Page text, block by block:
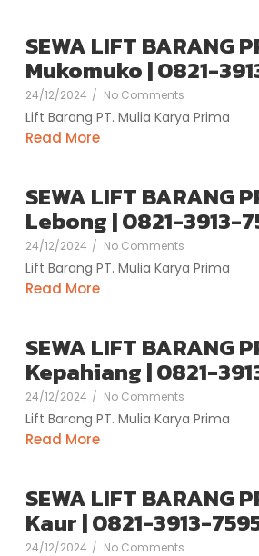
SEWA LIFT BARANG
Mukomuko | 0821-
24/12/2024 / No Comments
Lift Barang PT. Mulia Karya Prima
Read More
SEWA LIFT BARANG
Lebong | 0821-3913-
24/12/2024 / No Comments
Lift Barang PT. Mulia Karya Prima
Read More
SEWA LIFT BARANG
Kepahiang | 0821-
24/12/2024 / No Comments
Lift Barang PT. Mulia Karya Prima
Read More
SEWA LIFT BARANG
Kaur | 0821-3913-
24/12/2024 / No Comments